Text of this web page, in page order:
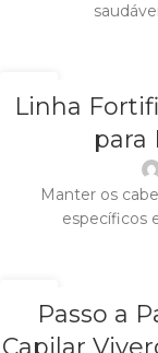
02
ABR
Linha
para
Manter os
específicos
02
ABRPasso a